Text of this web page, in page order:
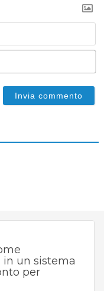
un sistema
per